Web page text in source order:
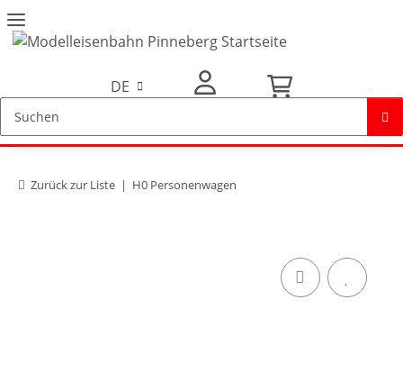
DE
Zurück zur Liste H0 Personenwagen